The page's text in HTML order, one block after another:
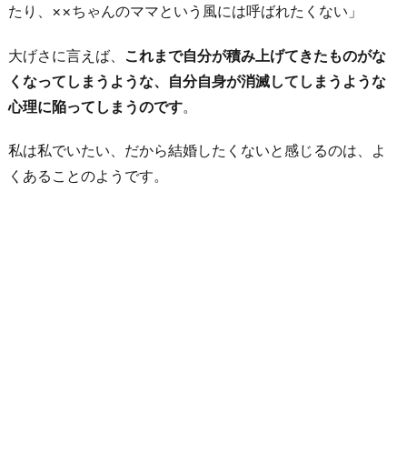
たり、××ちゃんのママという風には呼ばれたくない」
大げさに言えば、 これまで自分が積み上げてきたものがな
くなってしまうような、自分自身が消滅してしまうような
心理に陥ってしまうのです。
私は私でいたい、だから結婚したくないと感じるのは、よ
くあることのようです。